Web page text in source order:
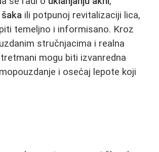
ili potpunoj revitalizaciji lica,
temeljno i informisano. Kroz
stručnjacima i realna
mogu biti izvanredna
i osećaj lepote koji